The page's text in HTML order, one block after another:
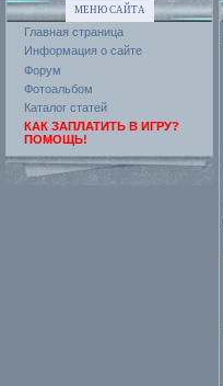
МЕНЮ САЙТА
Главная страница
Информация о сайте
Форум
Фотоальбом
Каталог статей
КАК ЗАПЛАТИТЬ В ИГРУ?
ПОМОЩЬ!